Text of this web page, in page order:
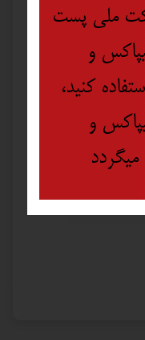
ملی پست
و
کنید،
و